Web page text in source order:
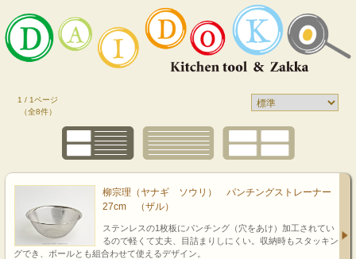
1 / 1ページ
（全8件）
柳宗理（ヤナギ ソウリ） パンチングストレーナー
27cm （ザル）
ステンレスの1枚板にパンチング（穴をあけ）加工されてい
るので軽くて丈夫、目詰まりしにくい。収納時もスタッキン
グでき、ボールとも組合わせて使えるデザイン。